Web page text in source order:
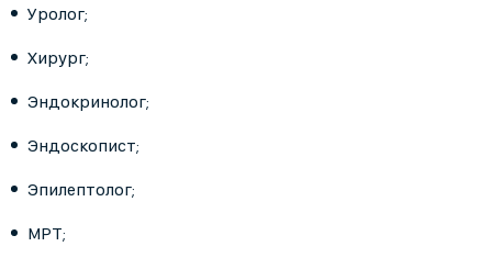
Уролог;
Хирург;
Эндокринолог;
Эндоскопист;
Эпилептолог;
МРТ;